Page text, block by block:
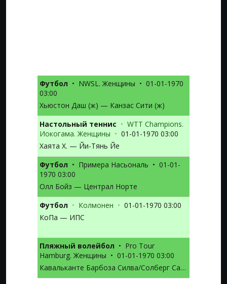
Футбол • NWSL. Женщины • 01-01-1970
03:00
Хьюстон Даш (ж) — Канзас Сити (ж)
Настольный теннис • WTT Champions.
Иокогама. Женщины • 01-01-1970 03:00
Хаята Х. — Йи-Тянь Йе
Футбол • Примера Насьональ • 01-01-
1970 03:00
Олл Бойз — Централ Норте
Футбол • Колмонен • 01-01-1970 03:00
КоПа — ИПС
Пляжный волейбол • Pro Tour
Hamburg. Женщины • 01-01-1970 03:00
Кавальканте Барбоза Силва/Солберг Салгаду — Мадер Дж./Кернер Л.